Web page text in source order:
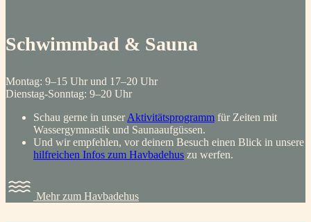
Schwimmbad & Sauna
Montag: 9–15 Uhr und 17–20 Uhr
Dienstag-Sonntag: 9–20 Uhr
Schau gerne in unserAktivitätsprogramm für Zeiten mit
Wassergymnastik und Saunaaufgüssen.
Und wir empfehlen, vor deinem Besuch einen Blick in unsere
hilfreichen Infos zum Havbadehus zu werfen.
Mehr zum Havbadehus